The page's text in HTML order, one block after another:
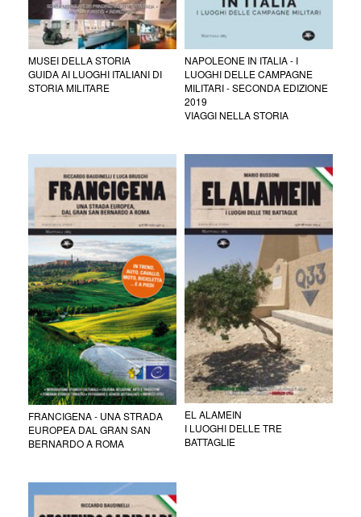
MUSEI DELLA STORIA
GUIDA AI LUOGHI ITALIANI DI
STORIA MILITARE
NAPOLEONE IN ITALIA - I
LUOGHI DELLE CAMPAGNE
MILITARI - SECONDA EDIZIONE
2019
VIAGGI NELLA STORIA
FRANCIGENA - UNA STRADA
EUROPEA DAL GRAN SAN
BERNARDO A ROMA
EL ALAMEIN
I LUOGHI DELLE TRE
BATTAGLIE